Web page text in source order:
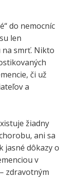
do nemocníc
len
na smrť. Nikto
či už
a
žiadny
ani sa
jasné dôkazy o
v
zdravotným